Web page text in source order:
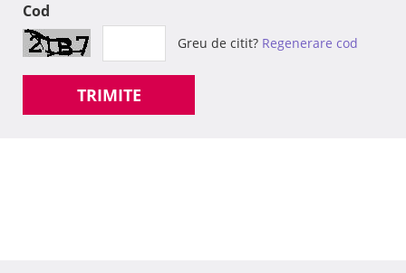
Cod
Greu de citit? Regenerare cod
TRIMITE